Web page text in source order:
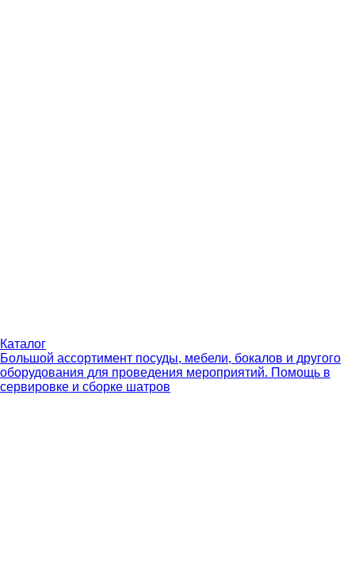
Каталог
Большой ассортимент посуды, мебели, бокалов и другого
оборудования для проведения мероприятий. Помощь в
сервировке и сборке шатров